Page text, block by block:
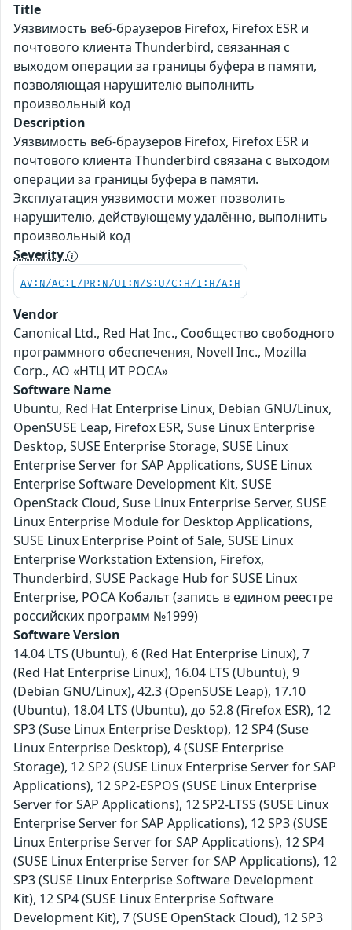
Title
Уязвимость веб-браузеров Firefox, Firefox ESR и
почтового клиента Thunderbird, связанная с
выходом операции за границы буфера в памяти,
позволяющая нарушителю выполнить
произвольный код
Description
Уязвимость веб-браузеров Firefox, Firefox ESR и
почтового клиента Thunderbird связана с выходом
операции за границы буфера в памяти.
Эксплуатация уязвимости может позволить
нарушителю, действующему удалённо, выполнить
произвольный код
Severity
AV:N/AC:L/PR:N/UI:N/S:U/C:H/I:H/A:H
Vendor
Canonical Ltd., Red Hat Inc., Сообщество свободного
программного обеспечения, Novell Inc., Mozilla
Corp., АО «НТЦ ИТ РОСА»
Software Name
Ubuntu, Red Hat Enterprise Linux, Debian GNU/Linux,
OpenSUSE Leap, Firefox ESR, Suse Linux Enterprise
Desktop, SUSE Enterprise Storage, SUSE Linux
Enterprise Server for SAP Applications, SUSE Linux
Enterprise Software Development Kit, SUSE
OpenStack Cloud, Suse Linux Enterprise Server, SUSE
Linux Enterprise Module for Desktop Applications,
SUSE Linux Enterprise Point of Sale, SUSE Linux
Enterprise Workstation Extension, Firefox,
Thunderbird, SUSE Package Hub for SUSE Linux
Enterprise, РОСА Кобальт (запись в едином реестре
российских программ №1999)
Software Version
14.04 LTS (Ubuntu), 6 (Red Hat Enterprise Linux), 7
(Red Hat Enterprise Linux), 16.04 LTS (Ubuntu), 9
(Debian GNU/Linux), 42.3 (OpenSUSE Leap), 17.10
(Ubuntu), 18.04 LTS (Ubuntu), до 52.8 (Firefox ESR), 12
SP3 (Suse Linux Enterprise Desktop), 12 SP4 (Suse
Linux Enterprise Desktop), 4 (SUSE Enterprise
Storage), 12 SP2 (SUSE Linux Enterprise Server for SAP
Applications), 12 SP2-ESPOS (SUSE Linux Enterprise
Server for SAP Applications), 12 SP2-LTSS (SUSE Linux
Enterprise Server for SAP Applications), 12 SP3 (SUSE
Linux Enterprise Server for SAP Applications), 12 SP4
(SUSE Linux Enterprise Server for SAP Applications), 12
SP3 (SUSE Linux Enterprise Software Development
Kit), 12 SP4 (SUSE Linux Enterprise Software
Development Kit), 7 (SUSE OpenStack Cloud), 12 SP3